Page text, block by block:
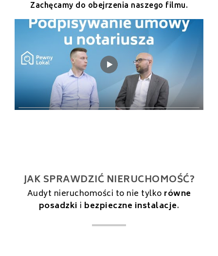
Zachęcamy do obejrzenia naszego filmu.
JAK SPRAWDZIĆ NIERUCHOMOŚĆ?
Audyt nieruchomości to nie tylko równe
posadzki i bezpieczne instalacje.